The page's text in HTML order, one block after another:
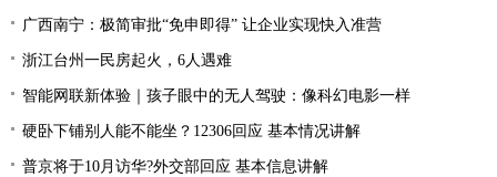
广西南宁：极简审批“免申即得” 让企业实现快入准营
浙江台州一民房起火，6人遇难
智能网联新体验｜孩子眼中的无人驾驶：像科幻电影一样
硬卧下铺别人能不能坐？12306回应 基本情况讲解
普京将于10月访华?外交部回应 基本信息讲解